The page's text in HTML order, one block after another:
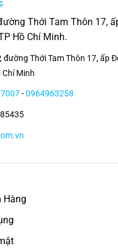
Thới Tam Thôn 17,
Hồ Chí Minh.
đường Thới Tam Thôn 17, ấp
Minh
-0964963258
Hàng